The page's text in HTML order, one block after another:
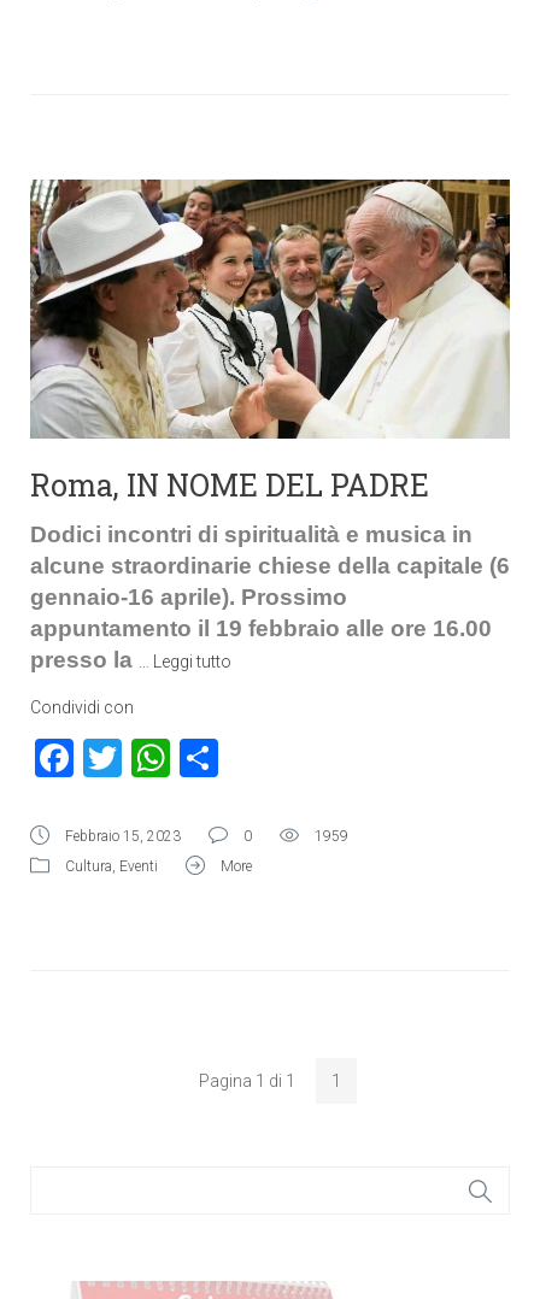
Roma, IN NOME DEL PADRE
Dodici incontri di spiritualità e musica in
alcune straordinarie chiese della capitale (6
gennaio-16 aprile). Prossimo
appuntamento il 19 febbraio alle ore 16.00
presso la
Leggi tutto
Condividi con
Facebook
TwitterWhatsApp
Febbraio 15, 2023 0
1959
Cultura, Eventi More
Pagina 1 di 1 1